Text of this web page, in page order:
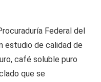
Federal del
estudio de calidad de
café soluble puro
que se